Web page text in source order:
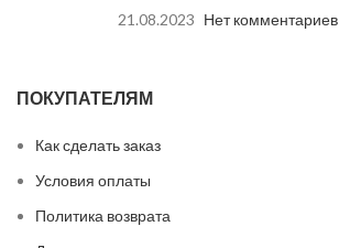
21.08.2023 Нет комментариев
ПОКУПАТЕЛЯМ
Как сделать заказ
Условия оплаты
Политика возврата